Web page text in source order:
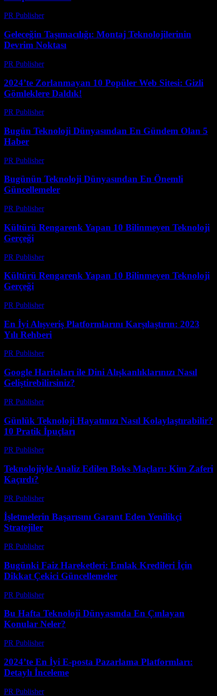
PR Publisher-
Geleceğin Taşımacılığı: Montaj Teknolojilerinin
Devrim Noktası
PR Publisher-
2024’te Zorlanmayan 10 Popüler Web Sitesi: Gizli
Gömleklere Daldık!
PR Publisher-
Bugün Teknoloji Dünyasından En Gündem Olan 5
Haber
PR Publisher-
Bugünün Teknoloji Dünyasından En Önemli
Güncellemeler
PR Publisher-
Kültürü Rengarenk Yapan 10 Bilinmeyen Teknoloji
Gerçeği
PR Publisher-
Kültürü Rengarenk Yapan 10 Bilinmeyen Teknoloji
Gerçeği
PR Publisher-
En İyi Alışveriş Platformlarını Karşılaştırın: 2023
Yılı Rehberi
PR Publisher-
Google Haritaları ile Dini Alışkanlıklarınızı Nasıl
Geliştirebilirsiniz?
PR Publisher-
Günlük Teknoloji Hayatınızı Nasıl Kolaylaştırabilir?
10 Pratik İpuçları
PR Publisher-
Teknolojiyle Analiz Edilen Boks Maçları: Kim Zaferi
Kaçırdı?
PR Publisher-
İşletmelerin Başarısını Garant Eden Yenilikçi
Stratejiler
PR Publisher-
Bugünki Faiz Hareketleri: Emlak Kredileri İçin
Dikkat Çekici Güncellemeler
PR Publisher-
Bu Hafta Teknoloji Dünyasında En Çınlayan
Konular Neler?
PR Publisher-
2024’te En İyi E-posta Pazarlama Platformları:
Detaylı İnceleme
PR Publisher-